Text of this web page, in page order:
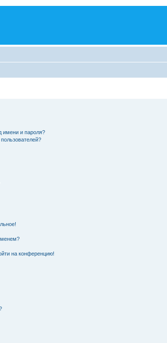
имени и пароля?
на конференцию!